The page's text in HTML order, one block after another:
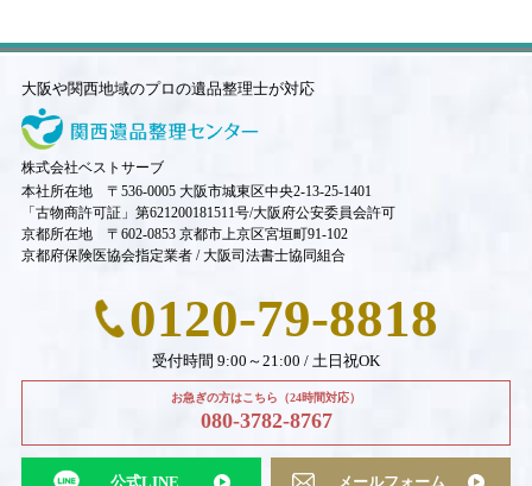
大阪や関西地域のプロの遺品整理士が対応
株式会社ベストサーブ
本社所在地 〒536-0005 大阪市城東区中央2-13-25-1401
「古物商許可証」第621200181511号/大阪府公安委員会許可
京都所在地 〒602-0853 京都市上京区宮垣町91-102
京都府保険医協会指定業者 / 大阪司法書士協同組合
0120-79-8818
受付時間 9:00～21:00 / 土日祝OK
お急ぎの方はこちら（24時間対応）
080-3782-8767
公式LINE メールフォーム